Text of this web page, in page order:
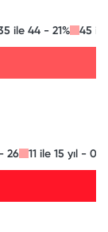
ile 44 - 21% 45
26 11 ile 15 yıl - 0